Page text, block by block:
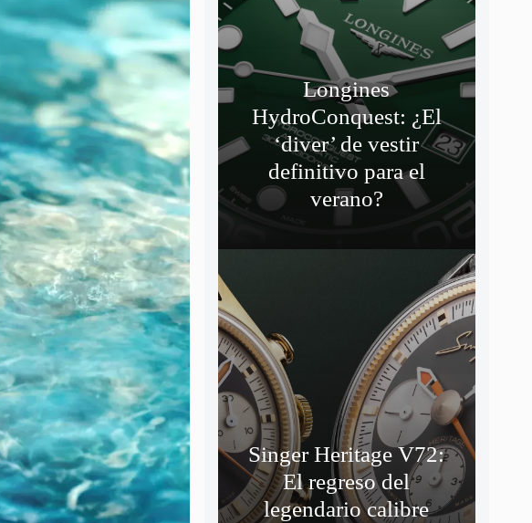
Longines
HydroConquest: ¿El
‘diver’ de vestir
definitivo para el
verano?
Singer Heritage V72:
El regreso del
legendario calibre